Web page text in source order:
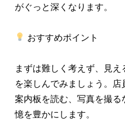
がぐっと深くなります。
おすすめポイント
まずは難しく考えず、見
を楽しんでみましょう。店
案内板を読む、写真を撮
憶を豊かにします。